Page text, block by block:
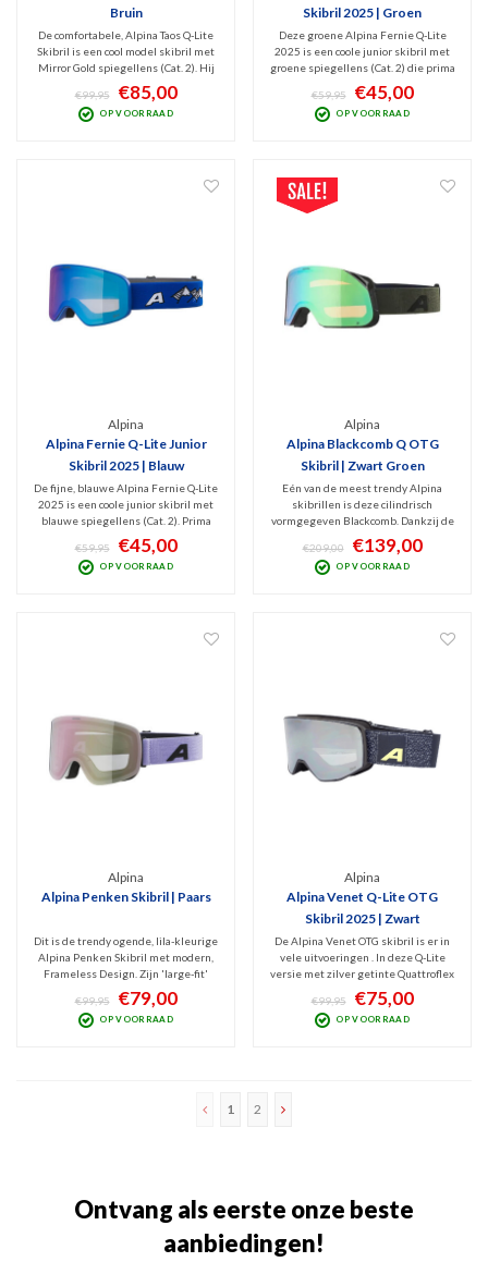
Bruin
De comfortabele, Alpina Taos Q-Lite
Skibril is een cool model skibril met
Mirror Gold spiegellens (Cat. 2). Hij
is uitgevoerd in wit met bruine band,
filters uitstekende de schadelijke
UV en infrarood. Optimaal zicht bij
€99,95 €85,00
OP VOORRAAD
Skibril 2025 | Groen
Deze groene Alpina Fernie Q-Lite
2025 is een coole junior skibril met
groene spiegellens (Cat. 2) die prima
bescherming tegen schadelijk UV
en Infrarood en optimaal zicht geeft
bij bewolkt tot licht zonnig weer.
€59,95 €45,00
OP VOORRAAD
Alpina
Alpina Fernie Q-Lite Junior
Skibril 2025 | Blauw
De fijne, blauwe Alpina Fernie Q-Lite
2025 is een coole junior skibril met
blauwe spiegellens (Cat. 2). Prima
bescherming tegen schadelijk UV
en Infrarood met optimaal zicht bij
bewolkt tot licht zonnig weer.
€59,95 €45,00
OP VOORRAAD
Alpina
Alpina Blackcomb Q OTG
Skibril | Zwart Groen
Eén van de meest trendy Alpina
skibrillen is deze cilindrisch
vormgegeven Blackcomb. Dankzij de
groene Quattroflex spiegellens (Cat.
2) zorgen deze goggles voor extra
contrastrijk beeld. De Polarized
€209,00 €139,00
OP VOORRAAD
Alpina
Alpina Penken Skibril | Paars
Dit is de trendy ogende, lila-kleurige
Alpina Penken Skibril met modern,
Frameless Design. Zijn 'large-fit'
cilindrisch vorm, frameventilatie en
spiegelende lens met optimaal zicht
bij zonnig weer maken dit een
€99,95 €79,00
OP VOORRAAD
Alpina
Alpina Venet Q-Lite OTG
Skibril 2025 | Zwart
De Alpina Venet OTG skibril is er in
vele uitvoeringen . In deze Q-Lite
versie met zilver getinte Quattroflex
Lite spiegellens (Cat. 2) heb je
optimaal zicht bij wisselvallig weer.
Moderne, medium-fit bril met
€99,95 €75,00
OP VOORRAAD
1 2
Ontvang als eerste onze beste
aanbiedingen!